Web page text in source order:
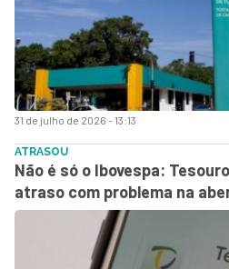
31 de julho de 2026 - 13:13
ATRASOU
Não é só o Ibovespa:
atraso com problema na